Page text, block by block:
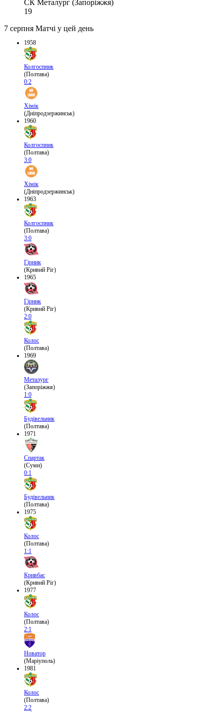
СК Металург (Запоріжжя)
19
7 серпня Матчі у цей день
1958
Колгоспник
(Полтава)
0:2
Хімік
(Дніпродзержинськ)
1960
Колгоспник
(Полтава)
3:0
Хімік
(Дніпродзержинськ)
1963
Колгоспник
(Полтава)
3:0
Гірник
(Кривий Ріг)
1965
Гірник
(Кривий Ріг)
2:0
Колос
(Полтава)
1969
Металург
(Запоріжжя)
1:0
Будівельник
(Полтава)
1971
Спартак
(Суми)
0:1
Будівельник
(Полтава)
1975
Колос
(Полтава)
1:1
Кривбас
(Кривий Ріг)
1977
Колос
(Полтава)
2:1
Новатор
(Маріуполь)
1981
Колос
(Полтава)
2:2